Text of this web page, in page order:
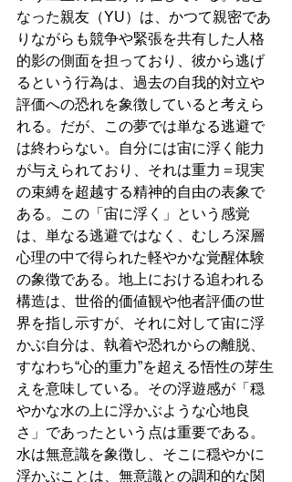
なった親友（YU）は、かつて親密であ
りながらも競争や緊張を共有した人格
的影の側面を担っており、彼から逃げ
るという行為は、過去の自我的対立や
評価への恐れを象徴していると考えら
れる。だが、この夢では単なる逃避で
は終わらない。自分には宙に浮く能力
が与えられており、それは重力＝現実
の束縛を超越する精神的自由の表象で
ある。この「宙に浮く」という感覚
は、単なる逃避ではなく、むしろ深層
心理の中で得られた軽やかな覚醒体験
の象徴である。地上における追われる
構造は、世俗的価値観や他者評価の世
界を指し示すが、それに対して宙に浮
かぶ自分は、執着や恐れからの離脱、
すなわち“心的重力”を超える悟性の芽生
えを意味している。その浮遊感が「穏
やかな水の上に浮かぶような心地良
さ」であったという点は重要である。
水は無意識を象徴し、そこに穏やかに
浮かぶことは、無意識との調和的な関